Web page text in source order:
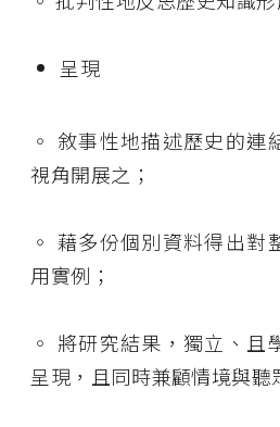
呈現
◦ 敘事性地描述歷史的連
視角開展之；
◦ 藉多份個別資料得出對
用實例；
◦ 將研究結果，獨立、且
呈現，且同時兼顧情境與聽